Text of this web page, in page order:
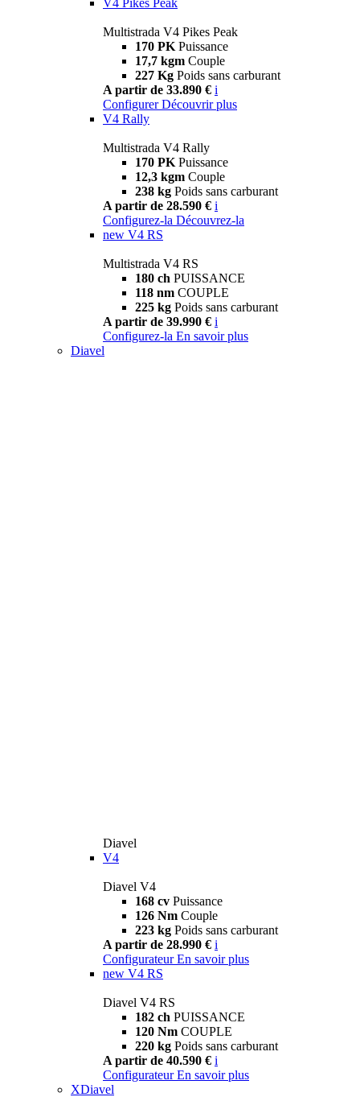
Multistrada V4 Pikes Peak
170 PK Puissance
17,7 kgm Couple
227 Kg Poids sans carburant
A partir de 33.890 € i
Configurer Découvrir plus
V4 Rally
Multistrada V4 Rally
170 PK Puissance
12,3 kgm Couple
238 kg Poids sans carburant
A partir de 28.590 € i
Configurez-la Découvrez-la
new V4 RS
Multistrada V4 RS
180 ch PUISSANCE
118 nm COUPLE
225 kg Poids sans carburant
A partir de 39.990 € i
Configurez-la En savoir plus
Diavel
Diavel
V4
Diavel V4
168 cv Puissance
126 Nm Couple
223 kg Poids sans carburant
A partir de 28.990 € i
Configurateur En savoir plus
new V4 RS
Diavel V4 RS
182 ch PUISSANCE
120 Nm COUPLE
220 kg Poids sans carburant
A partir de 40.590 € i
Configurateur En savoir plus
XDiavel